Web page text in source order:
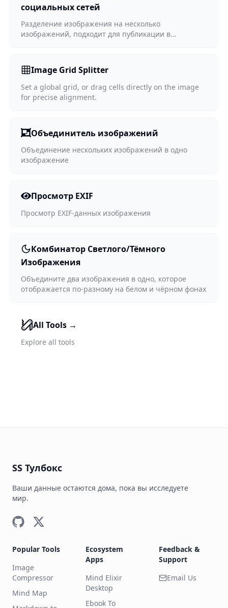
социальных сетей
Разделение изображения на несколько
изображений, подходит для публикации в
Image Grid Splitter
Set a global grid, or drag cells directly on the image
for precise alignment.
Объединитель изображений
Объединение нескольких изображений в одно
изображение
Просмотр EXIF
Просмотр EXIF-данных изображения
Комбинатор Светлого/Тёмного
Изображения
Объедините два изображения в одно, которое
отображается по-разному на белом и чёрном фонах
All Tools →
Explore all tools
SS Тулбокс
Ваши данные остаются дома, пока вы исследуете
мир.
Popular Tools
Image
Compressor
Mind Map
Ecosystem
Apps
Mind Elixir
Desktop
Ebook To
Feedback &
Support
Email Us